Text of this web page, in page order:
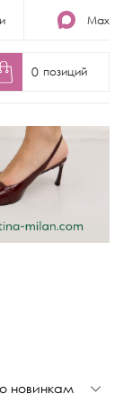
Max
0 позиций
новинкам